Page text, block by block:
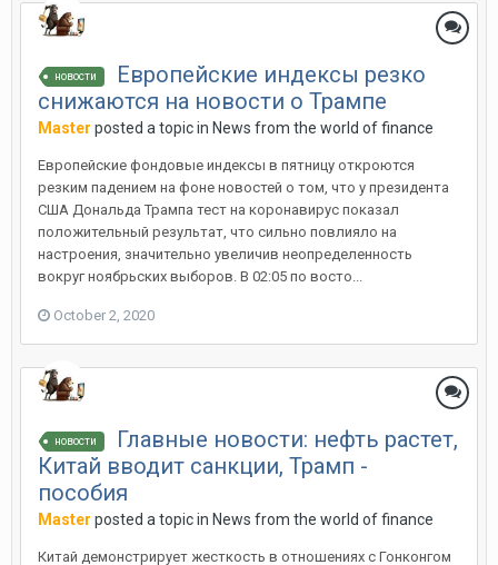
новости
Европейские индексы резко
снижаются на новости о Трампе
Master posted a topic in News from the world of finance
Европейские фондовые индексы в пятницу откроются
резким падением на фоне новостей о том, что у президента
США Дональда Трампа тест на коронавирус показал
положительный результат, что сильно повлияло на
настроения, значительно увеличив неопределенность
вокруг ноябрьских выборов. В 02:05 по восто...
October 2, 2020
новости
Главные новости: нефть растет,
Китай вводит санкции, Трамп -
пособия
Master posted a topic in News from the world of finance
Китай демонстрирует жесткость в отношениях с Гонконгом